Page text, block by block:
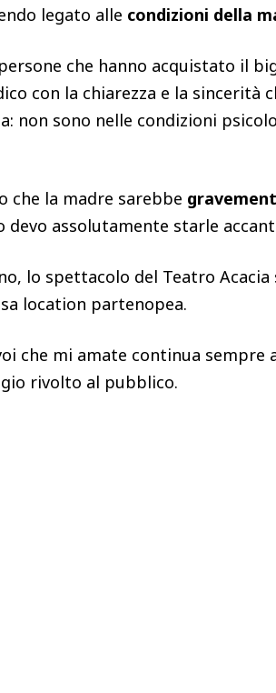
legato alle condizioni della
che hanno acquistato il
con la chiarezza e la sincerità
non sono nelle condizioni
che la madre sarebbe
assolutamente starle
lo spettacolo del Teatro
location partenopea.
che mi amate continua sempre
rivolto al pubblico.